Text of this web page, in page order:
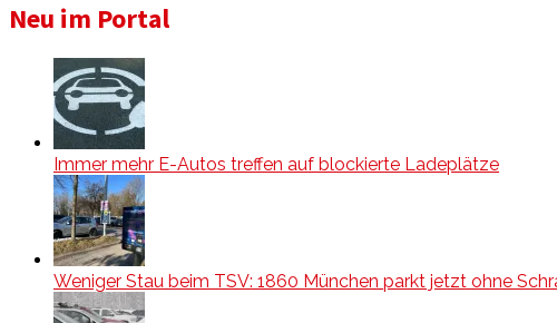
Neu im Portal
Immer mehr E-Autos treffen auf blockierte Ladeplätze
Weniger Stau beim TSV: 1860 München parkt jetzt ohne